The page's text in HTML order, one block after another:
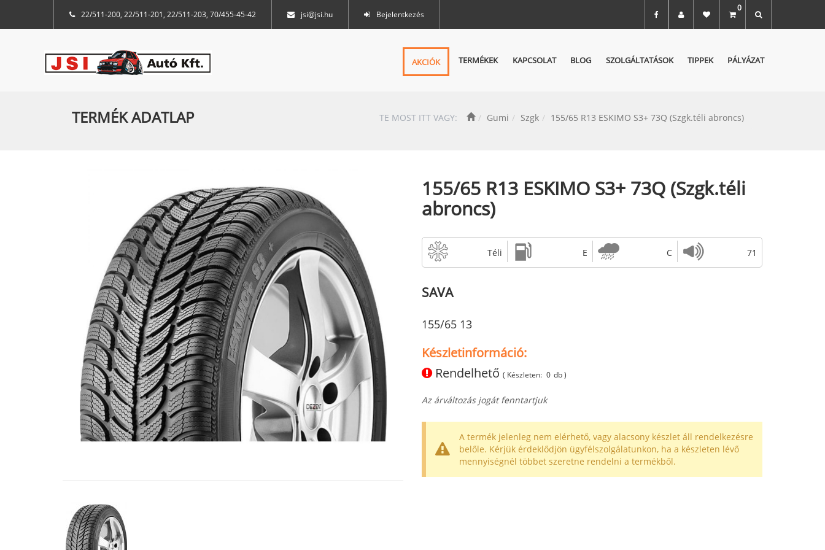
22/511-200, 22/511-201, 22/511-203, 70/455-45-42 jsi@jsi.hu Bejelentkezés
0
AKCIÓK TERMÉKEK KAPCSOLAT BLOG SZOLGÁLTATÁSOK TIPPEK PÁLYÁZAT
TERMÉK ADATLAP TE MOST ITT VAGY: Gumi Szgk 155/65 R13 ESKIMO S3+ 73Q (Szgk.téli abroncs)
155/65 R13 ESKIMO S3+ 73Q (Szgk.téli
abroncs)
Téli E C 71
SAVA
155/65 13
Készletinformáció:
Rendelhető ( Készleten: 0 db )
Az árváltozás jogát fenntartjuk
A termék jelenleg nem elérhető, vagy alacsony készlet áll rendelkezésre
belőle. Kérjük érdeklődjön ügyfélszolgálatunkon, ha a készleten lévő
mennyiségnél többet szeretne rendelni a termékből.